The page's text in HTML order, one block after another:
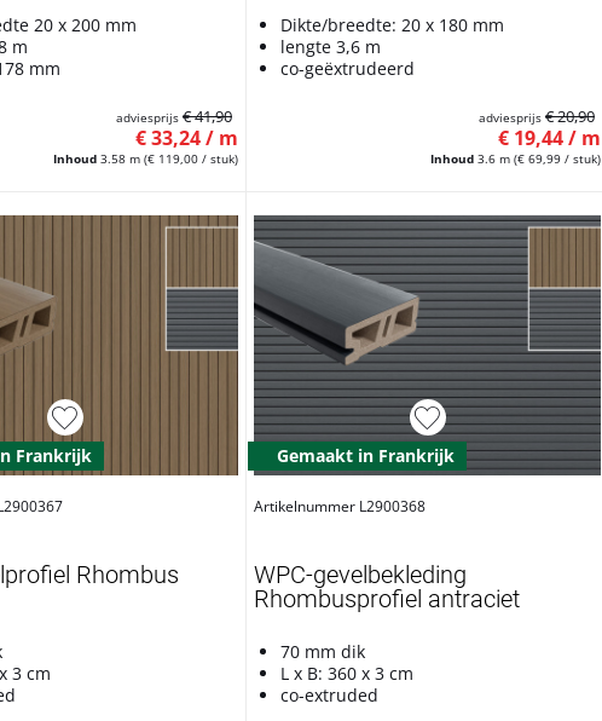
20 x 200 mm
m
mm
Inhoud 3.58 m (€ 119,00 / stuk)
€ 33,24 / m
adviesprijs € 41,90
Dikte/breedte: 20 x 180 mm
lengte 3,6 m
co-geëxtrudeerd
Inhoud 3.6 m (€ 69,99 / stuk)
€ 19,44 / m
adviesprijs € 20,90
Frankrijk
Rhombus
3 cm
Gemaakt in Frankrijk
Artikelnummer L2900368
WPC-gevelbekleding
Rhombusprofiel antraciet
70 mm dik
L x B: 360 x 3 cm
co-extruded